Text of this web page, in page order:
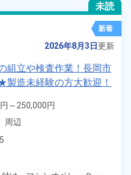
未読
新着
2026年8月3日更新
組立や検査作業！長岡市
造未経験の方大歓迎！
カー通勤OK！寮費無料
負担◎社会保険完備！
～250,000円
円
周辺